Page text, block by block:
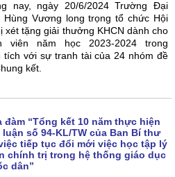
nay, ngày 20/6/2024 Trường Đại
Hùng Vương long trọng tổ chức Hội
xét tặng giải thưởng KHCN dành cho
viên năm học 2023-2024 trong
tích với sự tranh tài của 24 nhóm đề
kết.
đàm “Tổng kết 10 năm thực hiện
luận số 94-KL/TW của Ban Bí thư
tiếp tục đổi mới việc học tập lý
chính trị trong hệ thống giáo dục
dân”